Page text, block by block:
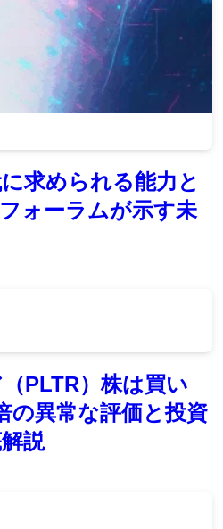
求められる能力と
ォーラムが示す未
PLTR）株は買い
の異常な評価と投資
説